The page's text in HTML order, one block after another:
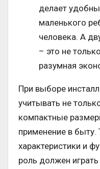
делает
маленького
человека. А
– это не
разумная
При выборе
учитывать не
компактные
применение в быту.
характеристики и
роль должен